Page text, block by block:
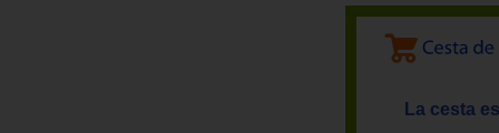
La cesta